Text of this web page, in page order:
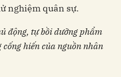
nghiệm quân sự.
động, tự bồi dưỡng phẩm
hiến của nguồn nhân